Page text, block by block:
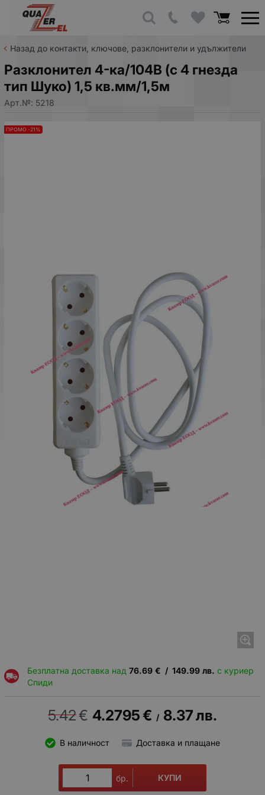
Назад до контакти, ключове, разклонители и удължители
Разклонител 4-ка/104B (с 4 гнезда
тип Шуко) 1,5 кв.мм/1,5м
Арт.№: 5218
ПРОМО -21%
Безплатна доставка над 76.69 € / 149.99 лв. с куриер
Спиди
5.42€ 4.2795€ / 8.37лв.
В наличност Доставка и плащане
бр. КУПИ